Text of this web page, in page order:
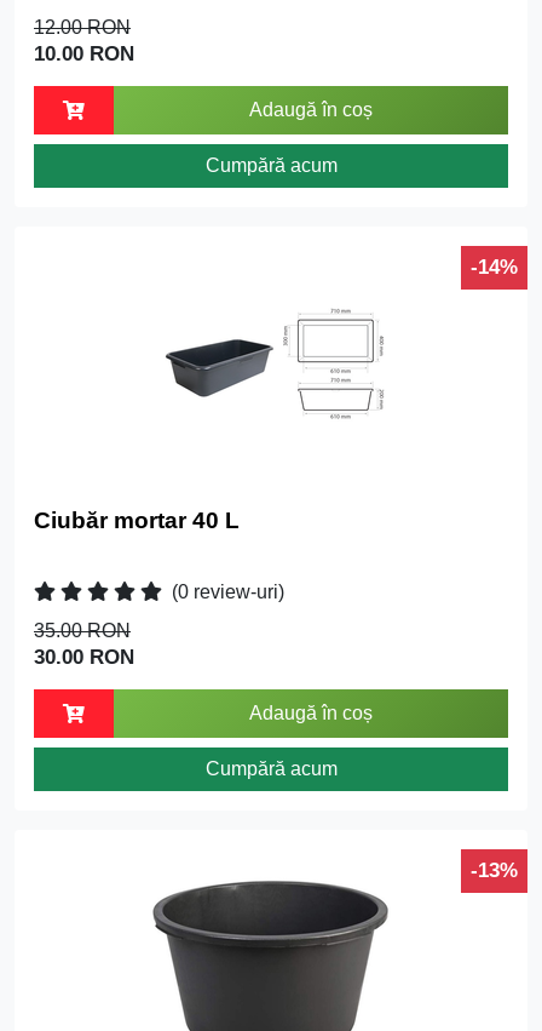
12.00 RON
10.00 RON
Adaugă în coș
Cumpără acum
-14%
Ciubăr mortar 40 L
(0 review-uri)
35.00 RON
30.00 RON
Adaugă în coș
Cumpără acum
-13%